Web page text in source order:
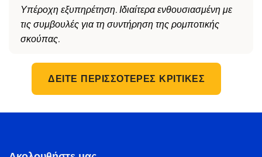
Υπέροχη εξυπηρέτηση. Ιδιαίτερα ενθουσιασμένη με
τις συμβουλές για τη συντήρηση της ρομποτικής
σκούπας.
ΔΕΊΤΕ ΠΕΡΙΣΣΌΤΕΡΕΣ ΚΡΙΤΙΚΈΣ